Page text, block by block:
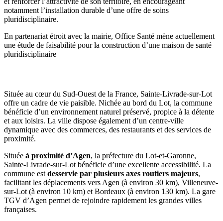
notamment l’installation durable d’une offre de soins
pluridisciplinaire.
En partenariat étroit avec la mairie, Office Santé mène actuellement
une étude de faisabilité pour la construction d’une maison de santé
pluridisciplinaire
Située au cœur du Sud-Ouest de la France, Sainte-Livrade-sur-Lot
offre un cadre de vie paisible. Nichée au bord du Lot, la commune
bénéficie d’un environnement naturel préservé, propice à la détente
et aux loisirs. La ville dispose également d’un centre-ville
dynamique avec des commerces, des restaurants et des services de
proximité.
Située à proximité d’Agen, la préfecture du Lot-et-Garonne,
Sainte-Livrade-sur-Lot bénéficie d’une excellente accessibilité. La
commune est desservie par plusieurs axes routiers majeurs,
facilitant les déplacements vers Agen (à environ 30 km), Villeneuve-
sur-Lot (à environ 10 km) et Bordeaux (à environ 130 km). La gare
TGV d’Agen permet de rejoindre rapidement les grandes villes
françaises.